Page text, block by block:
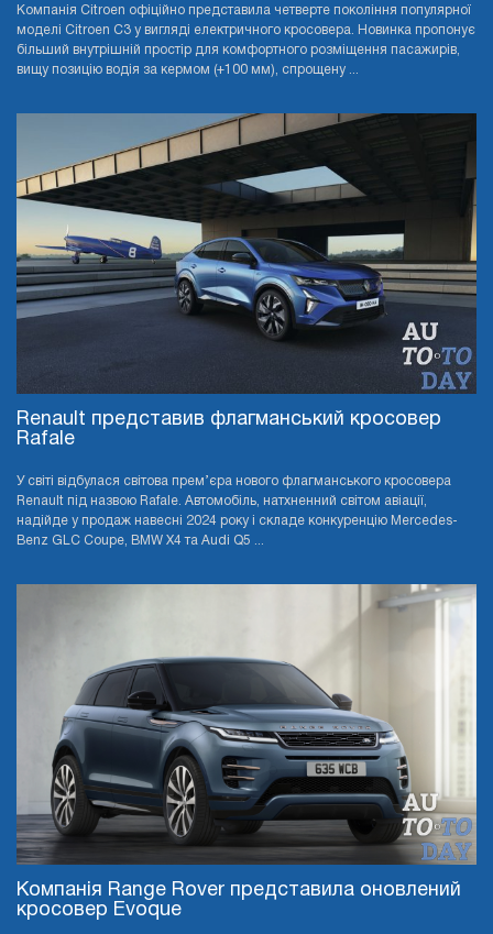
Компанія Citroen офіційно представила четверте покоління популярної
моделі Citroen C3 у вигляді електричного кросовера. Новинка пропонує
більший внутрішній простір для комфортного розміщення пасажирів,
вищу позицію водія за кермом (+100 мм), спрощену ...
Renault представив флагманський кросовер
Rafale
У світі відбулася світова прем’єра нового флагманського кросовера
Renault під назвою Rafale. Автомобіль, натхненний світом авіації,
надійде у продаж навесні 2024 року і складе конкуренцію Mercedes-
Benz GLC Coupe, BMW X4 та Audi Q5 ...
Компанія Range Rover представила оновлений
кросовер Evoque